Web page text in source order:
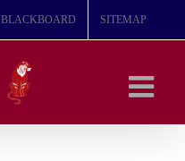
BLACKBOARD SITEMAP